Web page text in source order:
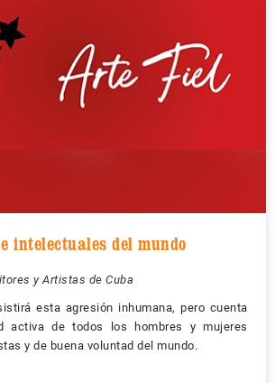
intelectuales del mundo
y Artistas de Cuba
esta agresión inhumana, pero cuenta
activa de todos los hombres y mujeres
y de buena voluntad del mundo.